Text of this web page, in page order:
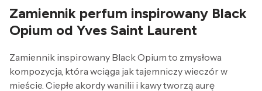
Zamiennik perfum inspirowany Black
Opium od Yves Saint Laurent
Zamiennik inspirowany Black Opium to zmysłowa
kompozycja, która wciąga jak tajemniczy wieczór w
mieście. Ciepłe akordy wanilii i kawy tworzą aurę